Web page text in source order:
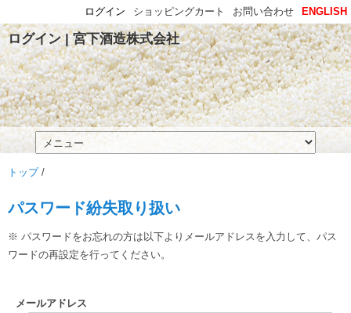
ログイン | 宮下酒造株式会社
トップ/
パスワード紛失取り扱い
※ パスワードをお忘れの方は以下よりメールアドレスを入力して、パス
ワードの再設定を行ってください。
メールアドレス
ENGLISH
お問い合わせ
ショッピングカート
ログイン